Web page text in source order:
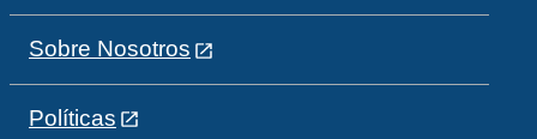
Sobre Nosotros
Políticas